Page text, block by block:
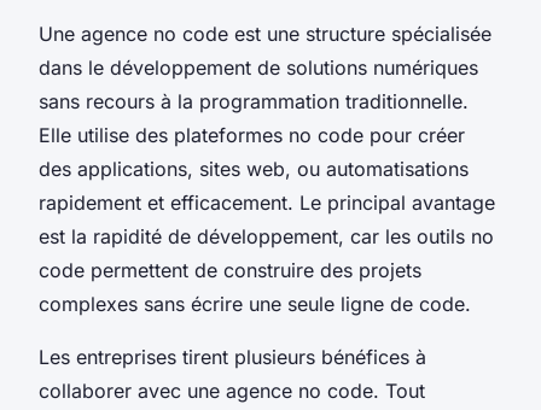
Une agence no code est une structure spécialisée
dans le développement de solutions numériques
sans recours à la programmation traditionnelle.
Elle utilise des plateformes no code pour créer
des applications, sites web, ou automatisations
rapidement et efficacement. Le principal avantage
est la rapidité de développement, car les outils no
code permettent de construire des projets
complexes sans écrire une seule ligne de code.
Les entreprises tirent plusieurs bénéfices à
collaborer avec une agence no code. Tout